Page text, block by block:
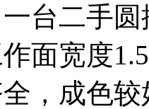
台二手
面宽度
，成色